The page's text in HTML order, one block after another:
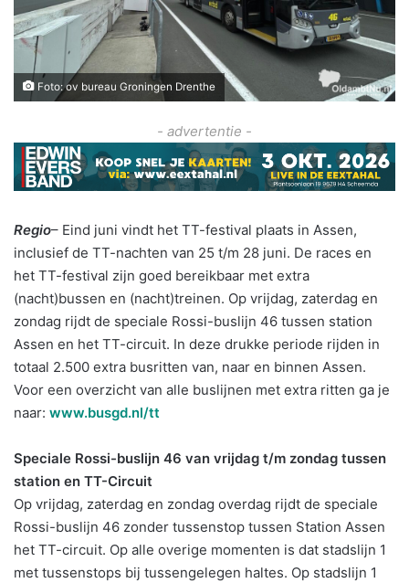
Foto: ov bureau Groningen Drenthe
- advertentie -
Regio– Eind juni vindt het TT-festival plaats in Assen,
inclusief de TT-nachten van 25 t/m 28 juni. De races en
het TT-festival zijn goed bereikbaar met extra
(nacht)bussen en (nacht)treinen. Op vrijdag, zaterdag en
zondag rijdt de speciale Rossi-buslijn 46 tussen station
Assen en het TT-circuit. In deze drukke periode rijden in
totaal 2.500 extra busritten van, naar en binnen Assen.
Voor een overzicht van alle buslijnen met extra ritten ga je
naar: www.busgd.nl/tt
Speciale Rossi-buslijn 46 van vrijdag t/m zondag tussen
station en TT-Circuit
Op vrijdag, zaterdag en zondag overdag rijdt de speciale
Rossi-buslijn 46 zonder tussenstop tussen Station Assen
het TT-circuit. Op alle overige momenten is dat stadslijn 1
met tussenstops bij tussengelegen haltes. Op stadslijn 1